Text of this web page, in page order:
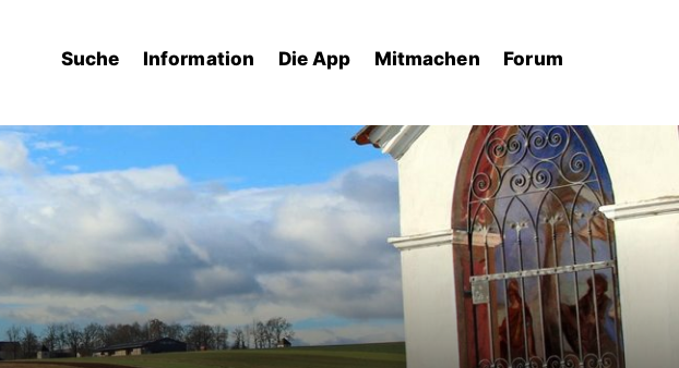
Suche Information Die App Mitmachen Forum